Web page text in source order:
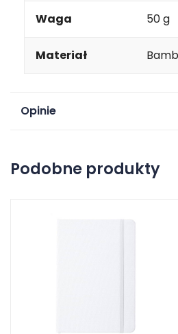
Waga 50 g
Materiał
Opinie
Podobne produkty